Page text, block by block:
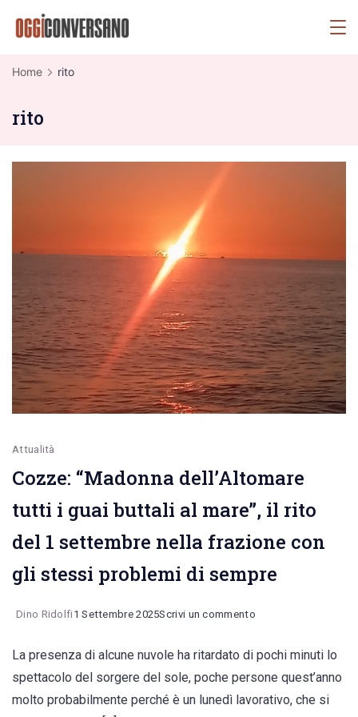
Home rito
rito
Attualità
Cozze: “Madonna dell’Altomare
tutti i guai buttali al mare”, il rito
del 1 settembre nella frazione con
gli stessi problemi di sempre
Dino Ridolfi1 Settembre 2025Scrivi un commentoon
“Madonna
dell’Altomare
La presenza di alcune nuvole ha ritardato di pochi minuti lo
spettacolo del sorgere del sole, poche persone quest’anno
molto probabilmente perché è un lunedì lavorativo, che si